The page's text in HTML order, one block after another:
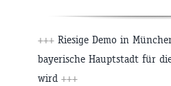
+++ Riesige Demo in
bayerische Hauptstadt für
wird +++